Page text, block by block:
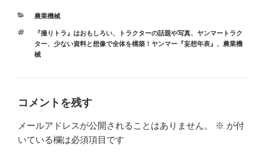
カ
リ
ー
農業機械
タ
グ
『撮りトラ』はおもしろい、 トラクターの話題や写真、 ヤンマートラク
ター、 少ない資料と想像で全体を構築！ヤンマー『妄想年表』 、
農業機
械
コメントを残す
メールアドレスが公開されることはありません。 ※ が付
いている欄は必須項目です